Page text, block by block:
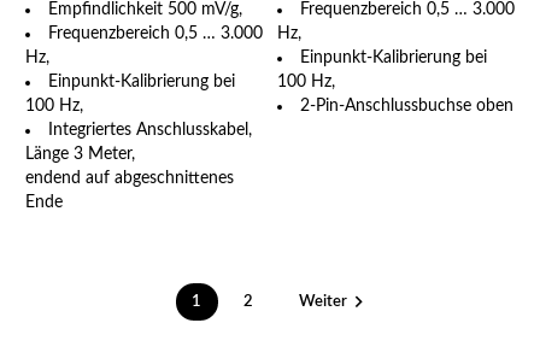
Empfindlichkeit 500 mV/g,
Frequenzbereich 0,5 … 3.000
Hz,
Einpunkt-Kalibrierung bei
100 Hz,
Integriertes Anschlusskabel,
Länge 3 Meter,
endend auf abgeschnittenes
Ende
Frequenzbereich 0,5 … 3.000
Hz,
Einpunkt-Kalibrierung bei
100 Hz,
2-Pin-Anschlussbuchse oben
1 2 Weiter